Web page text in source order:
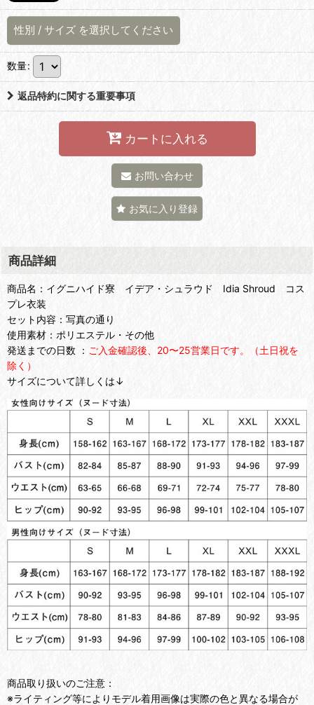
性別 / サイズ を選択してください
数量:
返品特約に関する重要事項
カートに入れる
お問い合わせ
お気に入り登録
商品詳細
商品名：イグニハイド寮 イデア・シュラウド Idia Shroud コス
プレ衣装
セット内容：写真の通り
使用素材：ポリエステル・その他
発送までの日数 ： ご入金確認後、20〜25営業日です。（土日祝を
除く）
サイズについて詳しくは↓
商品取り扱いのご注意：
※ライティング等によりモデル着用画像は実際の色と異なる場合が